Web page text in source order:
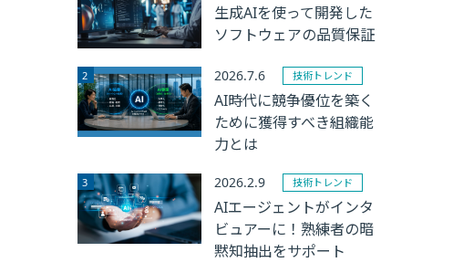
生成AIを使って開発した
ソフトウェアの品質保証
2026.7.6 技術トレンド
AI時代に競争優位を築く
ために獲得すべき組織能
力とは
2026.2.9 技術トレンド
AIエージェントがインタ
ビュアーに！熟練者の暗
黙知抽出をサポート